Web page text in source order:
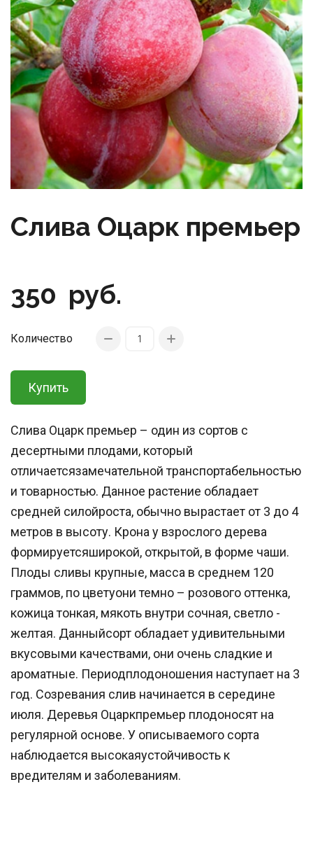
Слива Оцарк премьер
350 руб.
Количество
Купить
Слива Оцарк премьер – один из сортов с
десертными плодами, который
отличаетсязамечательной транспортабельностью
и товарностью. Данное растение обладает
средней силойроста, обычно вырастает от 3 до 4
метров в высоту. Крона у взрослого дерева
формируетсяширокой, открытой, в форме чаши.
Плоды сливы крупные, масса в среднем 120
граммов, по цветуони темно – розового оттенка,
кожица тонкая, мякоть внутри сочная, светло -
желтая. Данныйсорт обладает удивительными
вкусовыми качествами, они очень сладкие и
ароматные. Периодплодоношения наступает на 3
год. Созревания слив начинается в середине
июля. Деревья Оцаркпремьер плодоносят на
регулярной основе. У описываемого сорта
наблюдается высокаяустойчивость к
вредителям и заболеваниям.